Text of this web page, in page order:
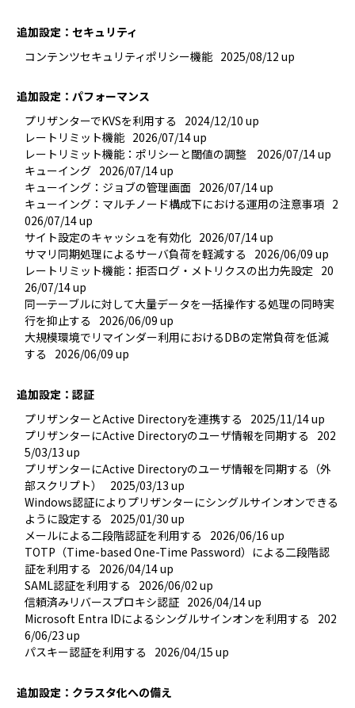
追加設定：セキュリティ
コンテンツセキュリティポリシー機能 2025/08/12 up
追加設定：パフォーマンス
プリザンターでKVSを利用する
2024/12/10 up
レートリミット機能 2026/07/14 up
レートリミット機能：ポリシーと閾値の調整
2026/07/14 up
キューイング 2026/07/14 up
キューイング：ジョブの管理画面 2026/07/14 up
キューイング：マルチノード構成下における運用の注意事項 2
026/07/14 up
サイト設定のキャッシュを有効化 2026/07/14 up
サマリ同期処理によるサーバ負荷を軽減する
2026/06/09 up
レートリミット機能：拒否ログ・メトリクスの出力先設定 20
26/07/14 up
同一テーブルに対して大量データを一括操作する処理の同時実
行を抑止する
2026/06/09 up
大規模環境でリマインダー利用におけるDBの定常負荷を低減
する
2026/06/09 up
追加設定：認証
プリザンターとActive Directoryを連携する
2025/11/14 up
プリザンターにActive Directoryのユーザ情報を同期する
202
5/03/13 up
プリザンターにActive Directoryのユーザ情報を同期する（外
部スクリプト）
2025/03/13 up
Windows認証によりプリザンターにシングルサインオンできる
ように設定する
2025/01/30 up
メールによる二段階認証を利用する
2026/06/16 up
TOTP（Time-based One-Time Password）による二段階認
証を利用する
2026/04/14 up
SAML認証を利用する
2026/06/02 up
信頼済みリバースプロキシ認証 2026/04/14 up
Microsoft Entra IDによるシングルサインオンを利用する
202
6/06/23 up
パスキー認証を利用する
2026/04/15 up
追加設定：クラスタ化への備え